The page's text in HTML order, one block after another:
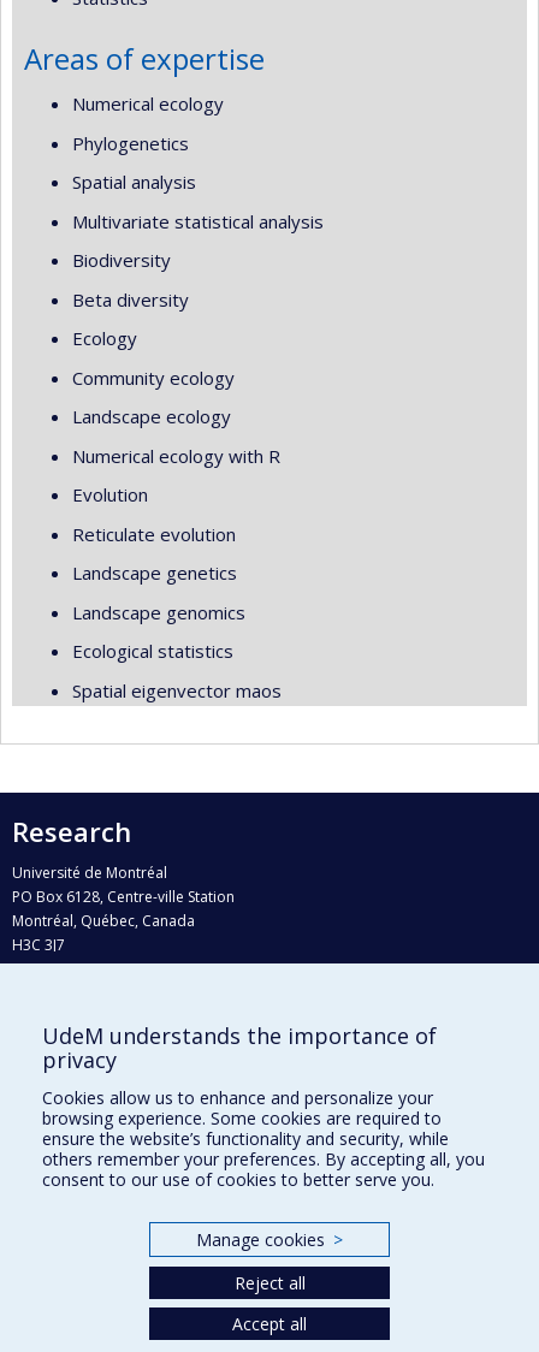
Areas of expertise
Numerical ecology
Phylogenetics
Spatial analysis
Multivariate statistical analysis
Biodiversity
Beta diversity
Ecology
Community ecology
Landscape ecology
Numerical ecology with R
Evolution
Reticulate evolution
Landscape genetics
Landscape genomics
Ecological statistics
Spatial eigenvector maos
Research
Université de Montréal
PO Box 6128, Centre-ville Station
Montréal, Québec, Canada
H3C 3J7
Who does what?
Find us
Site map
Accessibility
UdeM understands the importance of
privacy
Cookies allow us to enhance and personalize your
browsing experience. Some cookies are required to
ensure the website’s functionality and security, while
others remember your preferences. By accepting all, you
consent to our use of cookies to better serve you.
Manage cookies >
Reject all
Accept all